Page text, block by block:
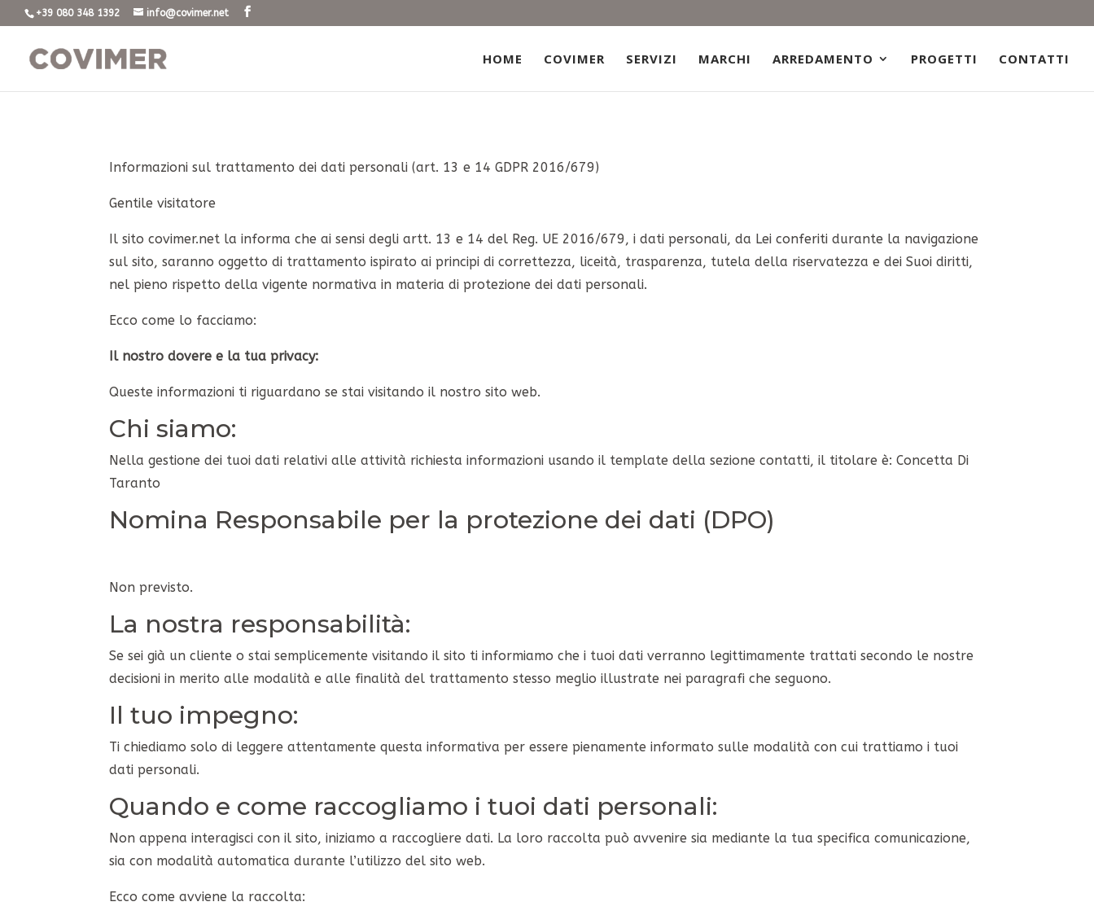
+39 080 348 1392 info@covimer.net
HOME COVIMER SERVIZI MARCHI ARREDAMENTO PROGETTI CONTATTI
Informazioni sul trattamento dei dati personali (art. 13 e 14 GDPR 2016/679)
Gentile visitatore
Il sito covimer.net la informa che ai sensi degli artt. 13 e 14 del Reg. UE 2016/679, i dati personali, da Lei conferiti durante la navigazione
sul sito, saranno oggetto di trattamento ispirato ai principi di correttezza, liceità, trasparenza, tutela della riservatezza e dei Suoi diritti,
nel pieno rispetto della vigente normativa in materia di protezione dei dati personali.
Ecco come lo facciamo:
Il nostro dovere e la tua privacy:
Queste informazioni ti riguardano se stai visitando il nostro sito web.
Chi siamo:
Nella gestione dei tuoi dati relativi alle attività richiesta informazioni usando il template della sezione contatti, il titolare è: Concetta Di
Taranto
Nomina Responsabile per la protezione dei dati (DPO)
Non previsto.
La nostra responsabilità:
Se sei già un cliente o stai semplicemente visitando il sito ti informiamo che i tuoi dati verranno legittimamente trattati secondo le nostre
decisioni in merito alle modalità e alle finalità del trattamento stesso meglio illustrate nei paragrafi che seguono.
Il tuo impegno:
Ti chiediamo solo di leggere attentamente questa informativa per essere pienamente informato sulle modalità con cui trattiamo i tuoi
dati personali.
Quando e come raccogliamo i tuoi dati personali:
Non appena interagisci con il sito, iniziamo a raccogliere dati. La loro raccolta può avvenire sia mediante la tua specifica comunicazione,
sia con modalità automatica durante l’utilizzo del sito web.
Ecco come avviene la raccolta: